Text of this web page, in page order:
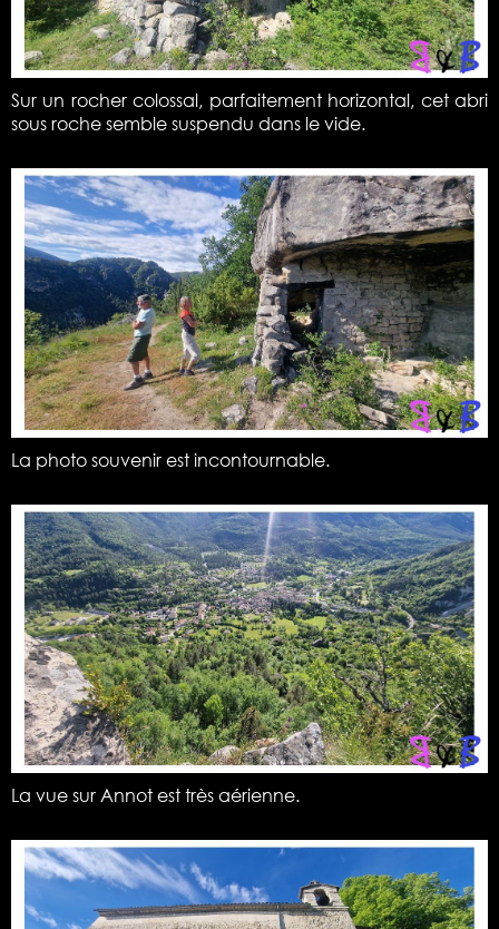
Sur un rocher colossal, parfaitement horizontal, cet abri
sous roche semble suspendu dans le vide.
La photo souvenir est incontournable.
La vue sur Annot est très aérienne.